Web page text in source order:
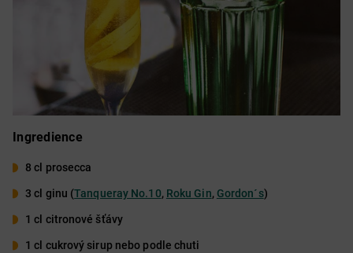
Ingredience
8 cl prosecca
3 cl ginu (Tanqueray No.10, Roku Gin, Gordon´s)
1 cl citronové šťávy
1 cl cukrový sirup nebo podle chuti